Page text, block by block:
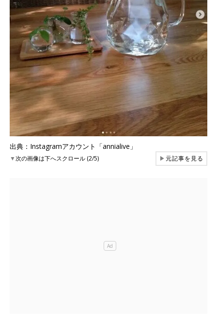
出典：Instagramアカウント「annialive」
▼次の画像は下へスクロール (2/5) ▶元記事を見る